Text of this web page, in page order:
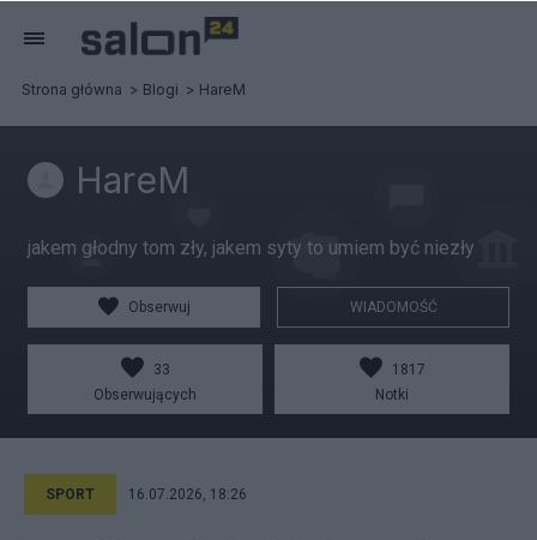
Strona główna Blogi HareM
HareM
jakem głodny tom zły, jakem syty to umiem być niezły
Obserwuj WIADOMOŚĆ
33
Obserwujących
1817
Notki
SPORT 16.07.2026, 18:26